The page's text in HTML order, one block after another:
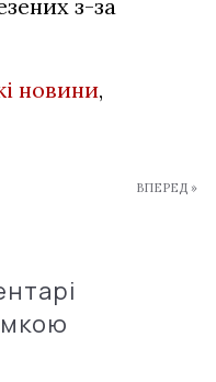
з-за
новини,
ВПЕРЕД »